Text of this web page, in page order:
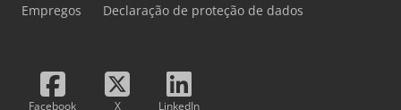
Empregos Declaração de proteção de dados
Facebook X LinkedIn